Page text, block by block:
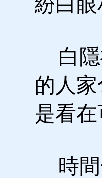
白隱
的人
是看
時間